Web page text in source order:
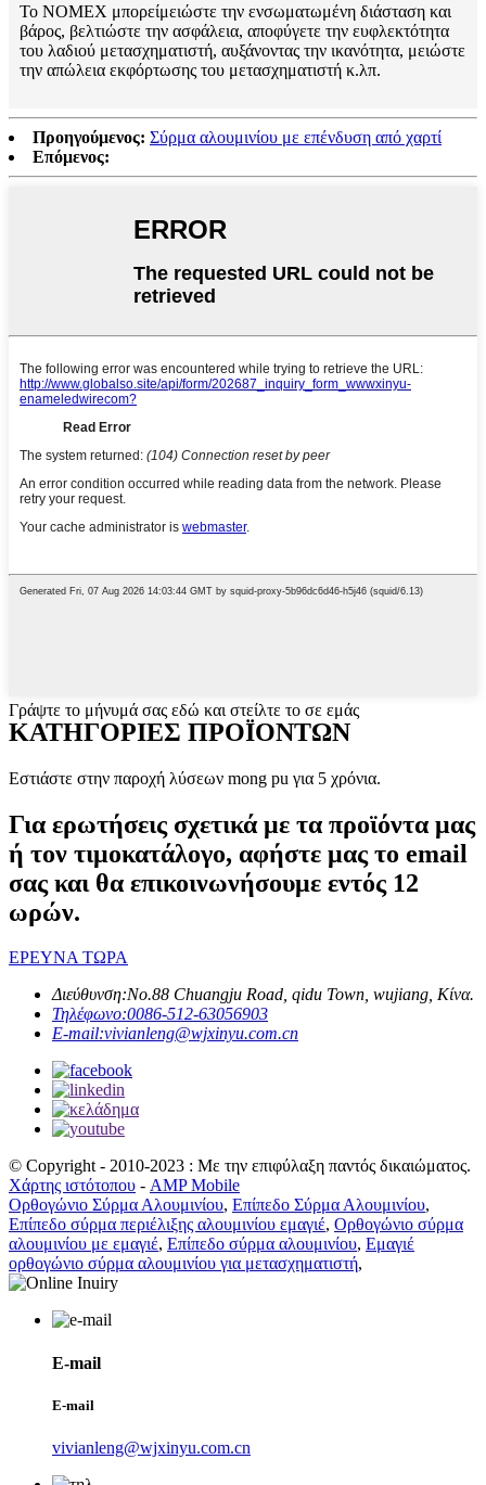
Το NOMEX μπορείμειώστε την ενσωματωμένη διάσταση και
βάρος, βελτιώστε την ασφάλεια, αποφύγετε την ευφλεκτότητα
του λαδιού μετασχηματιστή, αυξάνοντας την ικανότητα, μειώστε
την απώλεια εκφόρτωσης του μετασχηματιστή κ.λπ.
Προηγούμενος: Σύρμα αλουμινίου με επένδυση από χαρτί
Επόμενος:
Γράψτε το μήνυμά σας εδώ και στείλτε το σε εμάς
ΚΑΤΗΓΟΡΙΕΣ ΠΡΟΪΟΝΤΩΝ
Εστιάστε στην παροχή λύσεων mong pu για 5 χρόνια.
Για ερωτήσεις σχετικά με τα προϊόντα μας
ή τον τιμοκατάλογο, αφήστε μας το email
σας και θα επικοινωνήσουμε εντός 12
ωρών.
ΕΡΕΥΝΑ ΤΩΡΑ
Διεύθυνση:No.88 Chuangju Road, qidu Town, wujiang, Κίνα.
Τηλέφωνο:0086-512-63056903
E-mail:vivianleng@wjxinyu.com.cn
© Copyright - 2010-2023 : Με την επιφύλαξη παντός δικαιώματος.
Χάρτης ιστότοπου - AMP Mobile
Ορθογώνιο Σύρμα Αλουμινίου, Επίπεδο Σύρμα Αλουμινίου,
Επίπεδο σύρμα περιέλιξης αλουμινίου εμαγιέ, Ορθογώνιο σύρμα
αλουμινίου με εμαγιέ, Επίπεδο σύρμα αλουμινίου, Εμαγιέ
ορθογώνιο σύρμα αλουμινίου για μετασχηματιστή,
E-mail
E-mail
vivianleng@wjxinyu.com.cn